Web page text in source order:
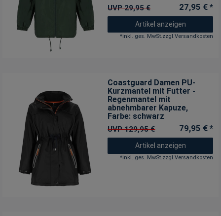
UVP 29,95 € 27,95 € *
Artikel anzeigen
*inkl. ges. MwSt.zzgl.Versandkosten
Coastguard Damen PU-
Kurzmantel mit Futter -
Regenmantel mit
abnehmbarer Kapuze,
Farbe: schwarz
UVP 129,95 € 79,95 € *
Artikel anzeigen
*inkl. ges. MwSt.zzgl.Versandkosten